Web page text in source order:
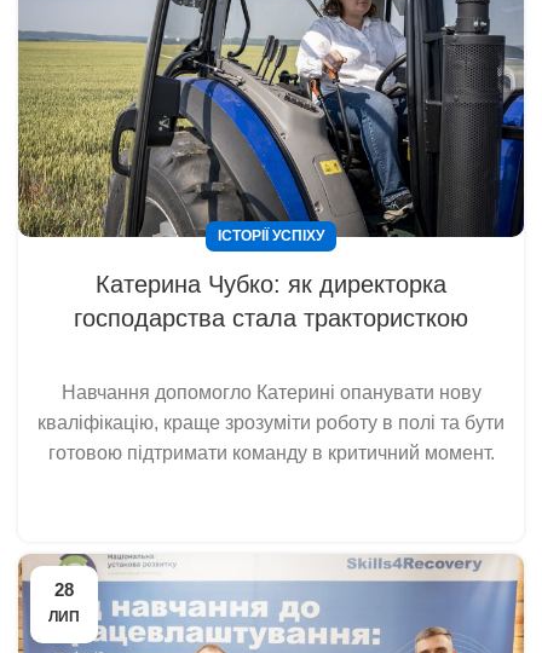
ІСТОРІЇ УСПІХУ
Катерина Чубко: як директорка
господарства стала трактористкою
Навчання допомогло Катерині опанувати нову
кваліфікацію, краще зрозуміти роботу в полі та бути
готовою підтримати команду в критичний момент.
28
ЛИП